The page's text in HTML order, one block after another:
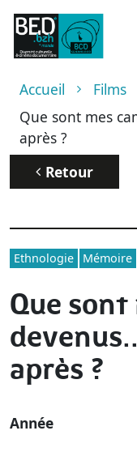
Aller au contenu
Fil
Accueil
Films
Que sont mes
après ?
Retour
Ethnologie Mémoire
Que sont
après ?
Année